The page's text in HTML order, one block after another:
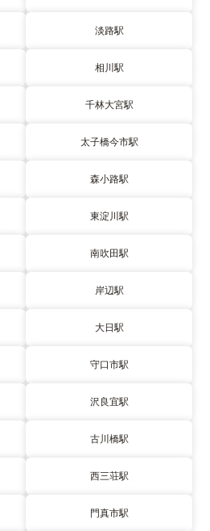
淡路駅
相川駅
千林大宮駅
太子橋今市駅
森小路駅
東淀川駅
南吹田駅
岸辺駅
大日駅
守口市駅
沢良宜駅
古川橋駅
西三荘駅
門真市駅